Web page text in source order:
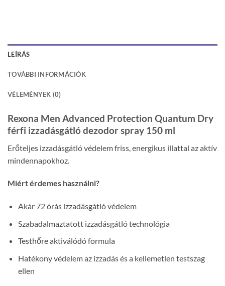
LEÍRÁS
TOVÁBBI INFORMÁCIÓK
VÉLEMÉNYEK (0)
Rexona Men Advanced Protection Quantum Dry
férfi izzadásgátló dezodor spray 150 ml
Erőteljes izzadásgátló védelem friss, energikus illattal az aktív
mindennapokhoz.
Miért érdemes használni?
Akár 72 órás izzadásgátló védelem
Szabadalmaztatott izzadásgátló technológia
Testhőre aktiválódó formula
Hatékony védelem az izzadás és a kellemetlen testszag
ellen